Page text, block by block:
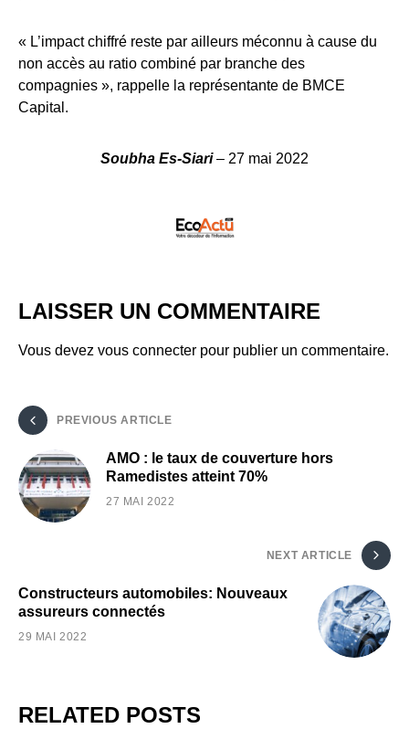
« L’impact chiffré reste par ailleurs méconnu à cause du
non accès au ratio combiné par branche des
compagnies », rappelle la représentante de BMCE
Capital.
Soubha Es-Siari– 27 mai 2022
LAISSER UN COMMENTAIRE
Vous devez vous connecter pour publier un commentaire.
PREVIOUS ARTICLE
AMO : le taux de couverture hors
Ramedistes atteint 70%
27 MAI 2022
NEXT ARTICLE
Constructeurs automobiles: Nouveaux
assureurs connectés
29 MAI 2022
RELATED POSTS